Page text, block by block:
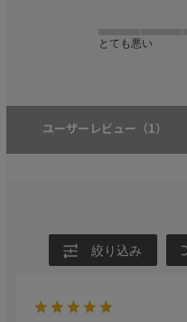
とても悪い
ユーザーレビュー （1）
絞り込み